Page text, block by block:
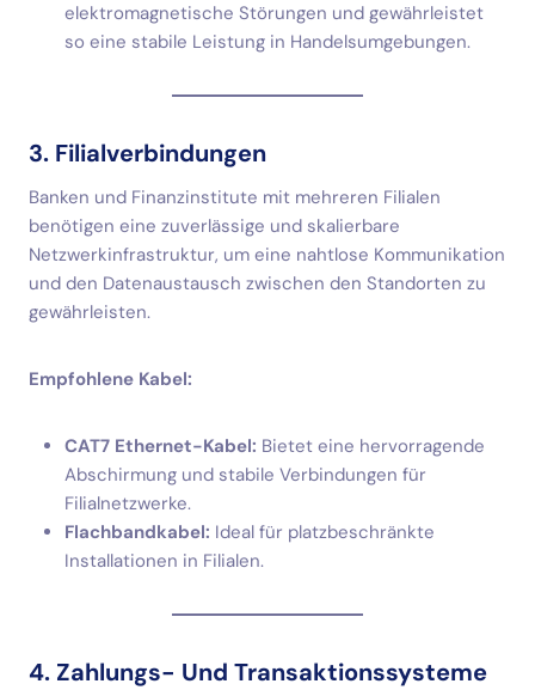
elektromagnetische Störungen und gewährleistet
so eine stabile Leistung in Handelsumgebungen.
3. Filialverbindungen
Banken und Finanzinstitute mit mehreren Filialen
benötigen eine zuverlässige und skalierbare
Netzwerkinfrastruktur, um eine nahtlose Kommunikation
und den Datenaustausch zwischen den Standorten zu
gewährleisten.
Empfohlene Kabel:
CAT7 Ethernet-Kabel: Bietet eine hervorragende
Abschirmung und stabile Verbindungen für
Filialnetzwerke.
Flachbandkabel: Ideal für platzbeschränkte
Installationen in Filialen.
4. Zahlungs- Und Transaktionssysteme